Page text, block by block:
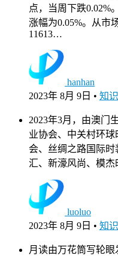
点，当周下跌0.02%
涨幅为0.05%。从市
11613…
hanhan
2023年 8月 9日 • 知
2023年3月，由澳门
业协会、中关村环
会、丝绸之路国际
汇、新濠风尚、模
luoluo
2023年 8月 9日 • 知
月读由万花筒写轮